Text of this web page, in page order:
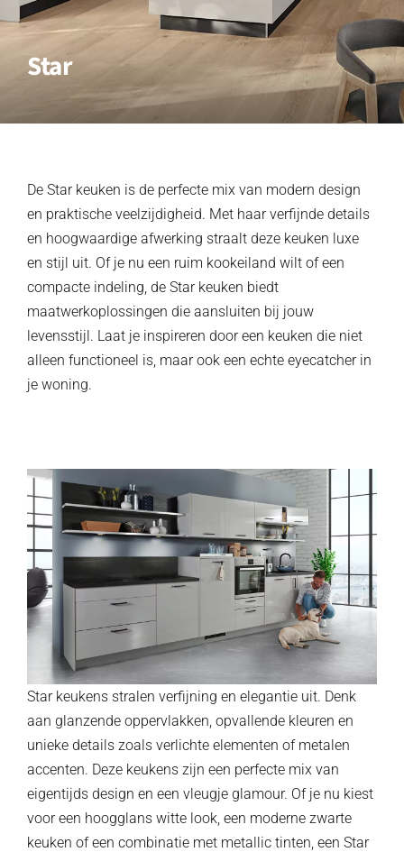
Star
De Star keuken is de perfecte mix van modern design
en praktische veelzijdigheid. Met haar verfijnde details
en hoogwaardige afwerking straalt deze keuken luxe
en stijl uit. Of je nu een ruim kookeiland wilt of een
compacte indeling, de Star keuken biedt
maatwerkoplossingen die aansluiten bij jouw
levensstijl. Laat je inspireren door een keuken die niet
alleen functioneel is, maar ook een echte eyecatcher in
je woning.
Star keukens stralen verfijning en elegantie uit. Denk
aan glanzende oppervlakken, opvallende kleuren en
unieke details zoals verlichte elementen of metalen
accenten. Deze keukens zijn een perfecte mix van
eigentijds design en een vleugje glamour. Of je nu kiest
voor een hoogglans witte look, een moderne zwarte
keuken of een combinatie met metallic tinten, een Star